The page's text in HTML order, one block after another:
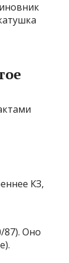
КЗ,
87). Оно